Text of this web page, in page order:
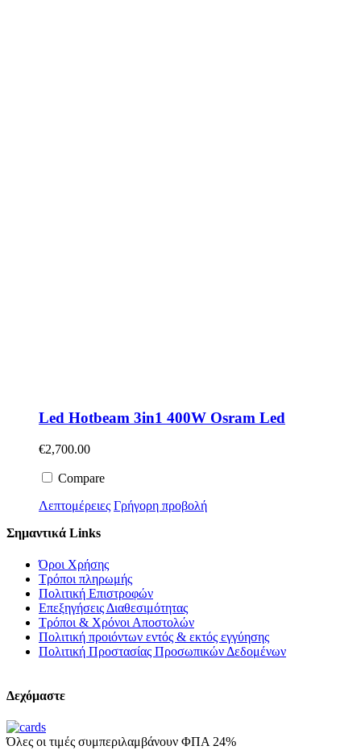
Led Hotbeam 3in1 400W Osram Led
€2,700.00
Compare
Λεπτομέρειες Γρήγορη προβολή
Σημαντικά Links
Όροι Χρήσης
Τρόποι πληρωμής
Πολιτική Επιστροφών
Επεξηγήσεις Διαθεσιμότητας
Τρόποι & Χρόνοι Αποστολών
Πολιτική προιόντων εντός & εκτός εγγύησης
Πολιτική Προστασίας Προσωπικών Δεδομένων
Δεχόμαστε
Όλες οι τιμές συμπεριλαμβάνουν ΦΠΑ 24%